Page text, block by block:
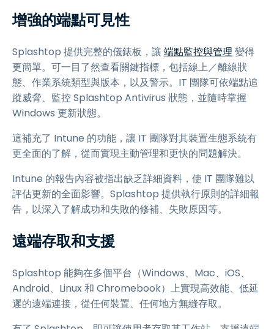
增強的端點可見性
Splashtop 提供完整的儀錶板，讓 端點監控與管理變得
更簡單。可一目了然查看關鍵指標，包括線上／離線狀
態、作業系統類型與版本，以及警示。IT 團隊可依端點追
蹤威脅、監控 Splashtop Antivirus 狀態，並隨時掌握
Windows 更新狀態。
這補充了 Intune 的功能，讓 IT 團隊對其裝置生態系統有
更全面的了解，從而實現主動管理和更快的問題解決。
Intune 的報告內容被指出缺乏詳細資料，使 IT 團隊難以
評估更新的全面影響。Splashtop 提供執行原則的詳細報
告，以深入了解成功和失敗的修補、失敗原因等。
遠端存取和支援
Splashtop 能夠在多個平台（Windows、Mac、iOS、
Android、Linux 和 Chromebook）上實現高效能、低延
遲的遠端連接，從任何裝置、任何地方無縫存取。